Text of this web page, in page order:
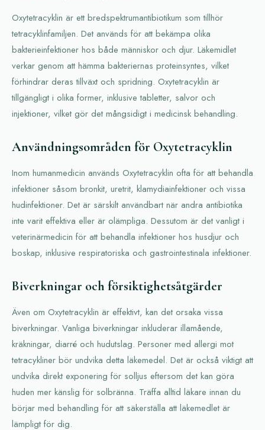
Oxytetracyklin är ett bredspektrumantibiotikum som tillhör
tetracyklinfamiljen. Det används för att bekämpa olika
bakterieinfektioner hos både människor och djur. Läkemidlet
verkar genom att hämma bakteriernas proteinsyntes, vilket
förhindrar deras tillväxt och spridning. Oxytetracyklin är
tillgängligt i olika former, inklusive tabletter, salvor och
injektioner, vilket gör det mångsidigt i medicinsk behandling.
Användningsområden för Oxytetracyklin
Inom humanmedicin används Oxytetracyklin ofta för att behandla
infektioner såsom bronkit, uretrit, klamydiainfektioner och vissa
hudinfektioner. Det är särskilt användbart när andra antibiotika
inte varit effektiva eller är olämpliga. Dessutom är det vanligt i
veterinärmedicin för att behandla infektioner hos husdjur och
boskap, inklusive respiratoriska och gastrointestinala infektioner.
Biverkningar och försiktighetsåtgärder
Även om Oxytetracyklin är effektivt, kan det orsaka vissa
biverkningar. Vanliga biverkningar inkluderar illamående,
kräkningar, diarré och hudutslag. Personer med allergi mot
tetracykliner bör undvika detta läkemedel. Det är också viktigt att
undvika direkt exponering för solljus eftersom det kan göra
huden mer känslig för solbränna. Träffa alltid läkare innan du
börjar med behandling för att säkerställa att läkemedlet är
lämpligt för dig.